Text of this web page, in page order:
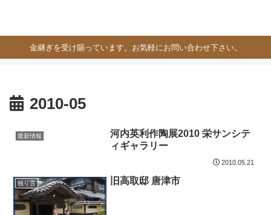
金継ぎを受け賜っています。お気軽にお問い合わせ下さい。
2010-05
最新情報
河内英利作陶展2010 栄サンシテ
ィギャラリー
2010.05.21
独り言 旧高取邸 唐津市